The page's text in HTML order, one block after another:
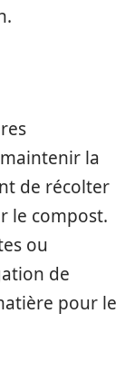
la
de récolter
le compost.
ou
de
pour le